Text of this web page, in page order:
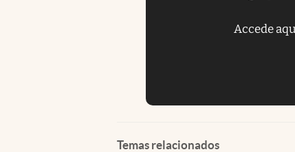
Accede
Temas relacionados